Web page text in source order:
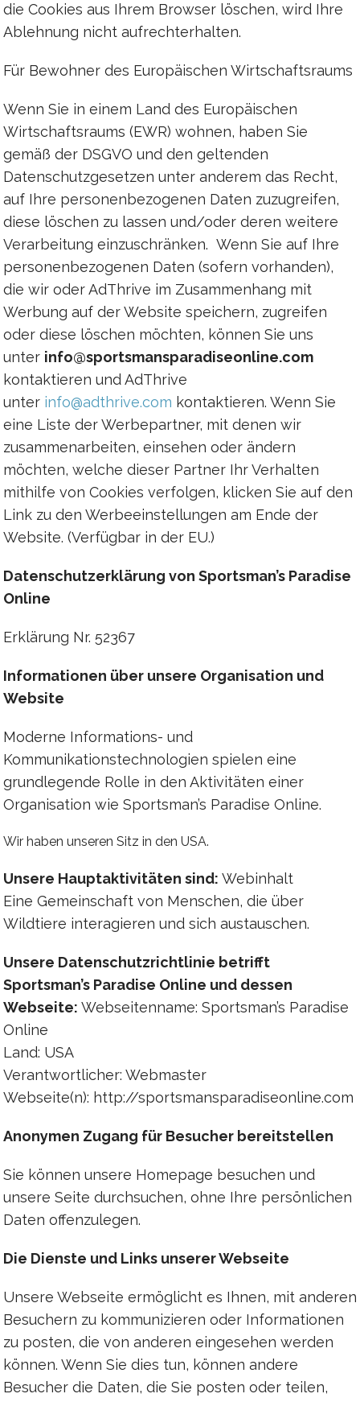
die Cookies aus Ihrem Browser löschen, wird Ihre
Ablehnung nicht aufrechterhalten.
Für Bewohner des Europäischen Wirtschaftsraums
Wenn Sie in einem Land des Europäischen
Wirtschaftsraums (EWR) wohnen, haben Sie
gemäß der DSGVO und den geltenden
Datenschutzgesetzen unter anderem das Recht,
auf Ihre personenbezogenen Daten zuzugreifen,
diese löschen zu lassen und/oder deren weitere
Verarbeitung einzuschränken. Wenn Sie auf Ihre
personenbezogenen Daten (sofern vorhanden),
die wir oder AdThrive im Zusammenhang mit
Werbung auf der Website speichern, zugreifen
oder diese löschen möchten, können Sie uns
unter info@sportsmansparadiseonline.com
kontaktieren und AdThrive
unter info@adthrive.com kontaktieren. Wenn Sie
eine Liste der Werbepartner, mit denen wir
zusammenarbeiten, einsehen oder ändern
möchten, welche dieser Partner Ihr Verhalten
mithilfe von Cookies verfolgen, klicken Sie auf den
Link zu den Werbeeinstellungen am Ende der
Website. (Verfügbar in der EU.)
Datenschutzerklärung von Sportsman’s Paradise
Online
Erklärung Nr. 52367
Informationen über unsere Organisation und
Website
Moderne Informations- und
Kommunikationstechnologien spielen eine
grundlegende Rolle in den Aktivitäten einer
Organisation wie Sportsman’s Paradise Online.
Wir haben unseren Sitz in den USA.
Unsere Hauptaktivitäten sind: Webinhalt
Eine Gemeinschaft von Menschen, die über
Wildtiere interagieren und sich austauschen.
Unsere Datenschutzrichtlinie betrifft
Sportsman’s Paradise Online und dessen
Webseite: Webseitenname: Sportsman’s Paradise
Online
Land: USA
Verantwortlicher: Webmaster
Webseite(n): http://sportsmansparadiseonline.com
Anonymen Zugang für Besucher bereitstellen
Sie können unsere Homepage besuchen und
unsere Seite durchsuchen, ohne Ihre persönlichen
Daten offenzulegen.
Die Dienste und Links unserer Webseite
Unsere Webseite ermöglicht es Ihnen, mit anderen
Besuchern zu kommunizieren oder Informationen
zu posten, die von anderen eingesehen werden
können. Wenn Sie dies tun, können andere
Besucher die Daten, die Sie posten oder teilen,